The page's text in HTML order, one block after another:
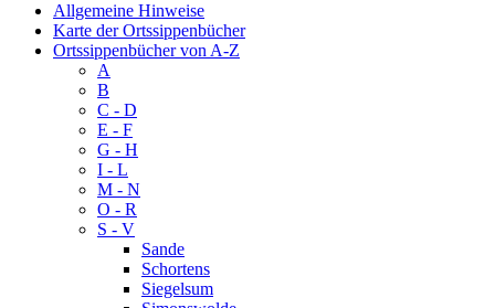
Allgemeine Hinweise
Karte der Ortssippenbücher
Ortssippenbücher von A-Z
A
B
C - D
E - F
G - H
I - L
M - N
O - R
S - V
Sande
Schortens
Siegelsum